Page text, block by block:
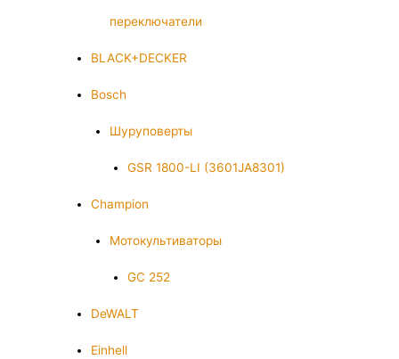
переключатели
BLACK+DECKER
Bosch
Шуруповерты
GSR 1800-LI (3601JA8301)
Champion
Мотокультиваторы
GC 252
DeWALT
Einhell